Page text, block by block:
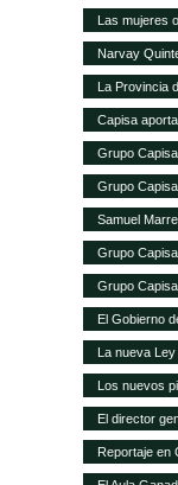
Las mujeres
Grupo Capisa
Narvay
e innovación
La Provincia
Canaria
Capisa
Grupo
Sector
Grupo
Samuel
Grupo
Grupo
El Gobierno
seis millones
La nueva
agrícolas y
Los nuevos
El director
nuevos
Reportaje en